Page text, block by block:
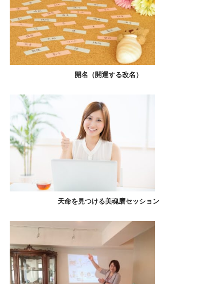
開名（開運する改名）
天命を見つける美魂磨セッション